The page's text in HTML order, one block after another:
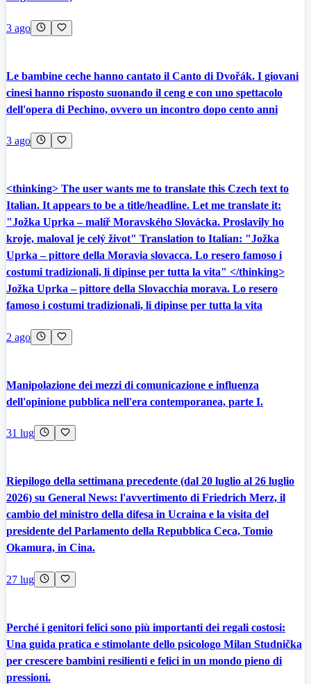
3 ago
Le bambine ceche hanno cantato il Canto di Dvořák. I giovani
cinesi hanno risposto suonando il ceng e con uno spettacolo
dell'opera di Pechino, ovvero un incontro dopo cento anni
3 ago
<thinking> The user wants me to translate this Czech text to
Italian. It appears to be a title/headline. Let me translate it:
"Jožka Uprka – malíř Moravského Slovácka. Proslavily ho
kroje, maloval je celý život" Translation to Italian: "Jožka
Uprka – pittore della Moravia slovacca. Lo resero famoso i
costumi tradizionali, li dipinse per tutta la vita" </thinking>
Jožka Uprka – pittore della Slovacchia morava. Lo resero
famoso i costumi tradizionali, li dipinse per tutta la vita
2 ago
Manipolazione dei mezzi di comunicazione e influenza
dell'opinione pubblica nell'era contemporanea, parte I.
31 lug
Riepilogo della settimana precedente (dal 20 luglio al 26 luglio
2026) su General News: l'avvertimento di Friedrich Merz, il
cambio del ministro della difesa in Ucraina e la visita del
presidente del Parlamento della Repubblica Ceca, Tomio
Okamura, in Cina.
27 lug
Perché i genitori felici sono più importanti dei regali costosi:
Una guida pratica e stimolante dello psicologo Milan Studnička
per crescere bambini resilienti e felici in un mondo pieno di
pressioni.